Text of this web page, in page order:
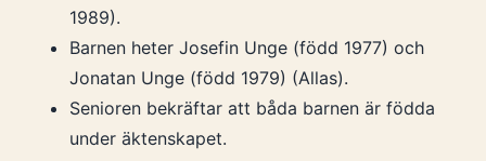
1989).
Barnen heter Josefin Unge (född 1977) och
Jonatan Unge (född 1979) (Allas).
Senioren bekräftar att båda barnen är födda
under äktenskapet.